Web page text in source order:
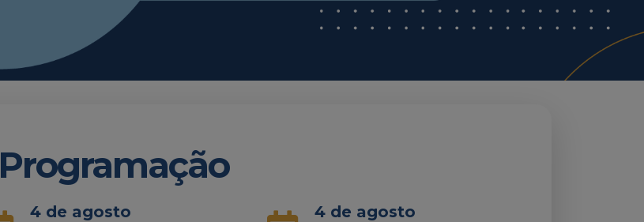
Programação
4 de agosto 4 de agosto